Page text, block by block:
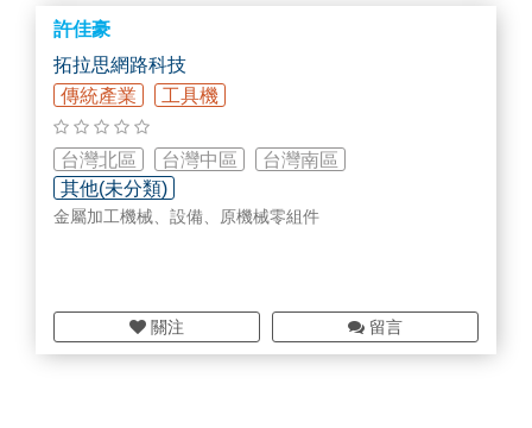
許佳豪
拓拉思網路科技
傳統產業
工具機
台灣北區 台灣中區
台灣南區
其他(未分類)
金屬加工機械、設備、原機械零組件
關注 留言